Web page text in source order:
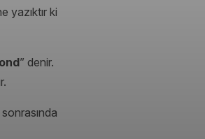
yazıktır ki
” denir.